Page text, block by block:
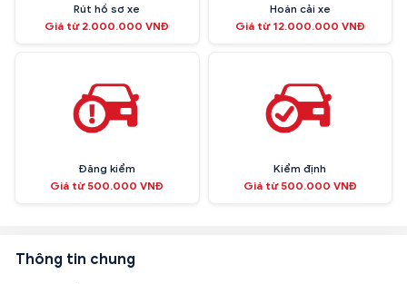
Rút hồ sơ xe
Giá từ 2.000.000 VNĐ
Hoán cải xe
Giá từ 12.000.000 VNĐ
Đăng kiểm
Giá từ 500.000 VNĐ
Kiểm định
Giá từ 500.000 VNĐ
Thông tin chung